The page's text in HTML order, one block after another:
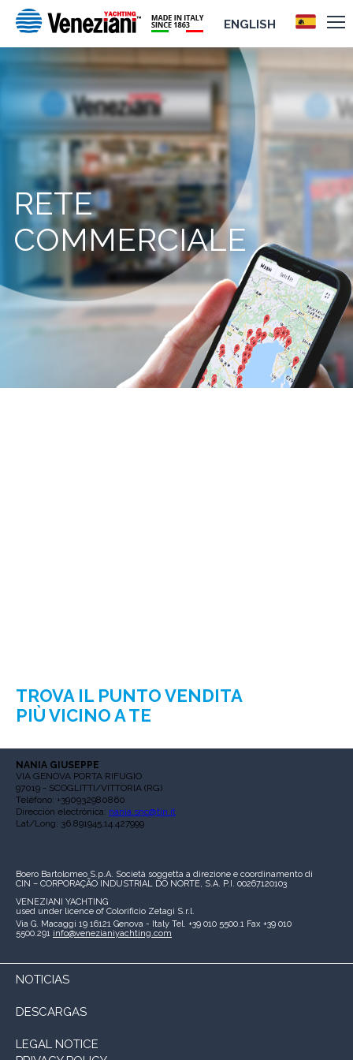
ENGLISH
RETE
COMMERCIALE
TROVA IL PUNTO VENDITA
PIÙ VICINO A TE
NANIA GIUSEPPE
VIA GENOVA PORTA RIFUGIO
97019 - SCOGLITTI/VITTORIA (RG)
Teléfono: +390932980860
Dirección electrónica: nania.snc@tin.it
Lat/Long: 36.891945,14.427999
Boero Bartolomeo S.p.A. Società soggetta a direzione e coordinamento di
CIN – CORPORAÇÃO INDUSTRIAL DO NORTE, S.A. P.I. 00267120103
VENEZIANI YACHTING
used under licence of Colorificio Zetagi S.r.l.
Via G. Macaggi 19 16121 Genova - Italy Tel. +39 010 5500.1 Fax +39 010
5500.291 info@venezianiyachting.com
NOTICIAS
DESCARGAS
LEGAL NOTICE